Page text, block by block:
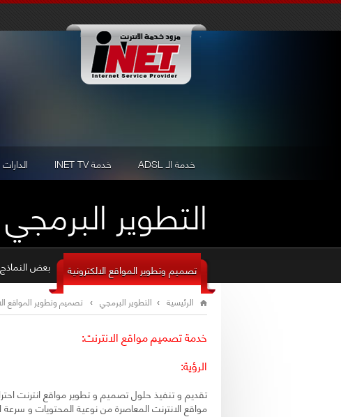
خدمة الـ ADSL خدمة INET TV
التطوير البرمجي
تصميم وتطوير المواقع الالكترونية بعض
You are here
الرئيسية › التطوير البرمجي › تصميم وتطوير المواقع
خدمة تصميم مواقع الانترنت:
الرؤية:
تقديم و تنفيذ حلول تصميم و تطوير مواقع انترنت
مواقع الانترنت المعاصرة من نوعية المحتويات و